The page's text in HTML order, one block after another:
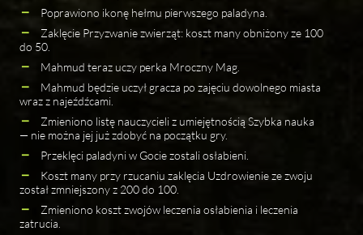
Poprawiono ikonę hełmu pierwszego paladyna.
Zaklęcie Przyzwanie zwierząt: koszt many obniżony ze 100
do 50.
Mahmud teraz uczy perka Mroczny Mag.
Mahmud będzie uczył gracza po zajęciu dowolnego miasta
wraz z najeźdźcami.
Zmieniono listę nauczycieli z umiejętnością Szybka nauka
— nie można jej już zdobyć na początku gry.
Przeklęci paladyni w Gocie zostali osłabieni.
Koszt many przy rzucaniu zaklęcia Uzdrowienie ze zwoju
został zmniejszony z 200 do 100.
Zmieniono koszt zwojów leczenia osłabienia i leczenia
zatrucia.